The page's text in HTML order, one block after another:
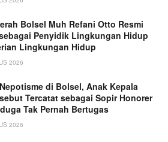
Bolsel Muh Refani Otto Resmi
Penyidik Lingkungan Hidup
Lingkungan Hidup
2026
di Bolsel, Anak Kepala
Tercatat sebagai Sopir Honorer
Tak Pernah Bertugas
2026